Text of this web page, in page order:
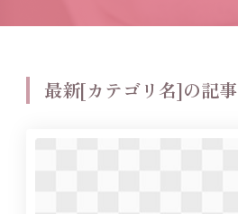
最新[カテゴリ名]の記事